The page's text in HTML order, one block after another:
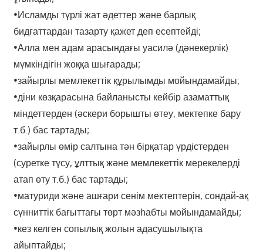
•Исламды түрлі жат әдеттер және барлық
бидғаттардан тазарту қажет деп есептейді;
•Алла мен адам арасындағы уасилә (дәнекерлік)
мүмкіндігін жоққа шығарады;
•зайырлы мемлекеттік құрылымды мойындамайды;
•діни көзқарасына байланысты кейбір азаматтық
міндеттерден (әскери борышты өтеу, мектепке бару
т.б.) бас тартады;
•зайырлы өмір салтына тән бірқатар үрдістерден
(суретке түсу, ұлттық және мемлекеттік мерекелерді
атап өту т.б.) бас тартады;
•матуриди және ашғари сенім мектептерін, сондай-ақ
сүнниттік бағыттағы төрт мәзһабты мойындамайды;
•кез келген сопылық жолын адасушылықта
айыптайды;